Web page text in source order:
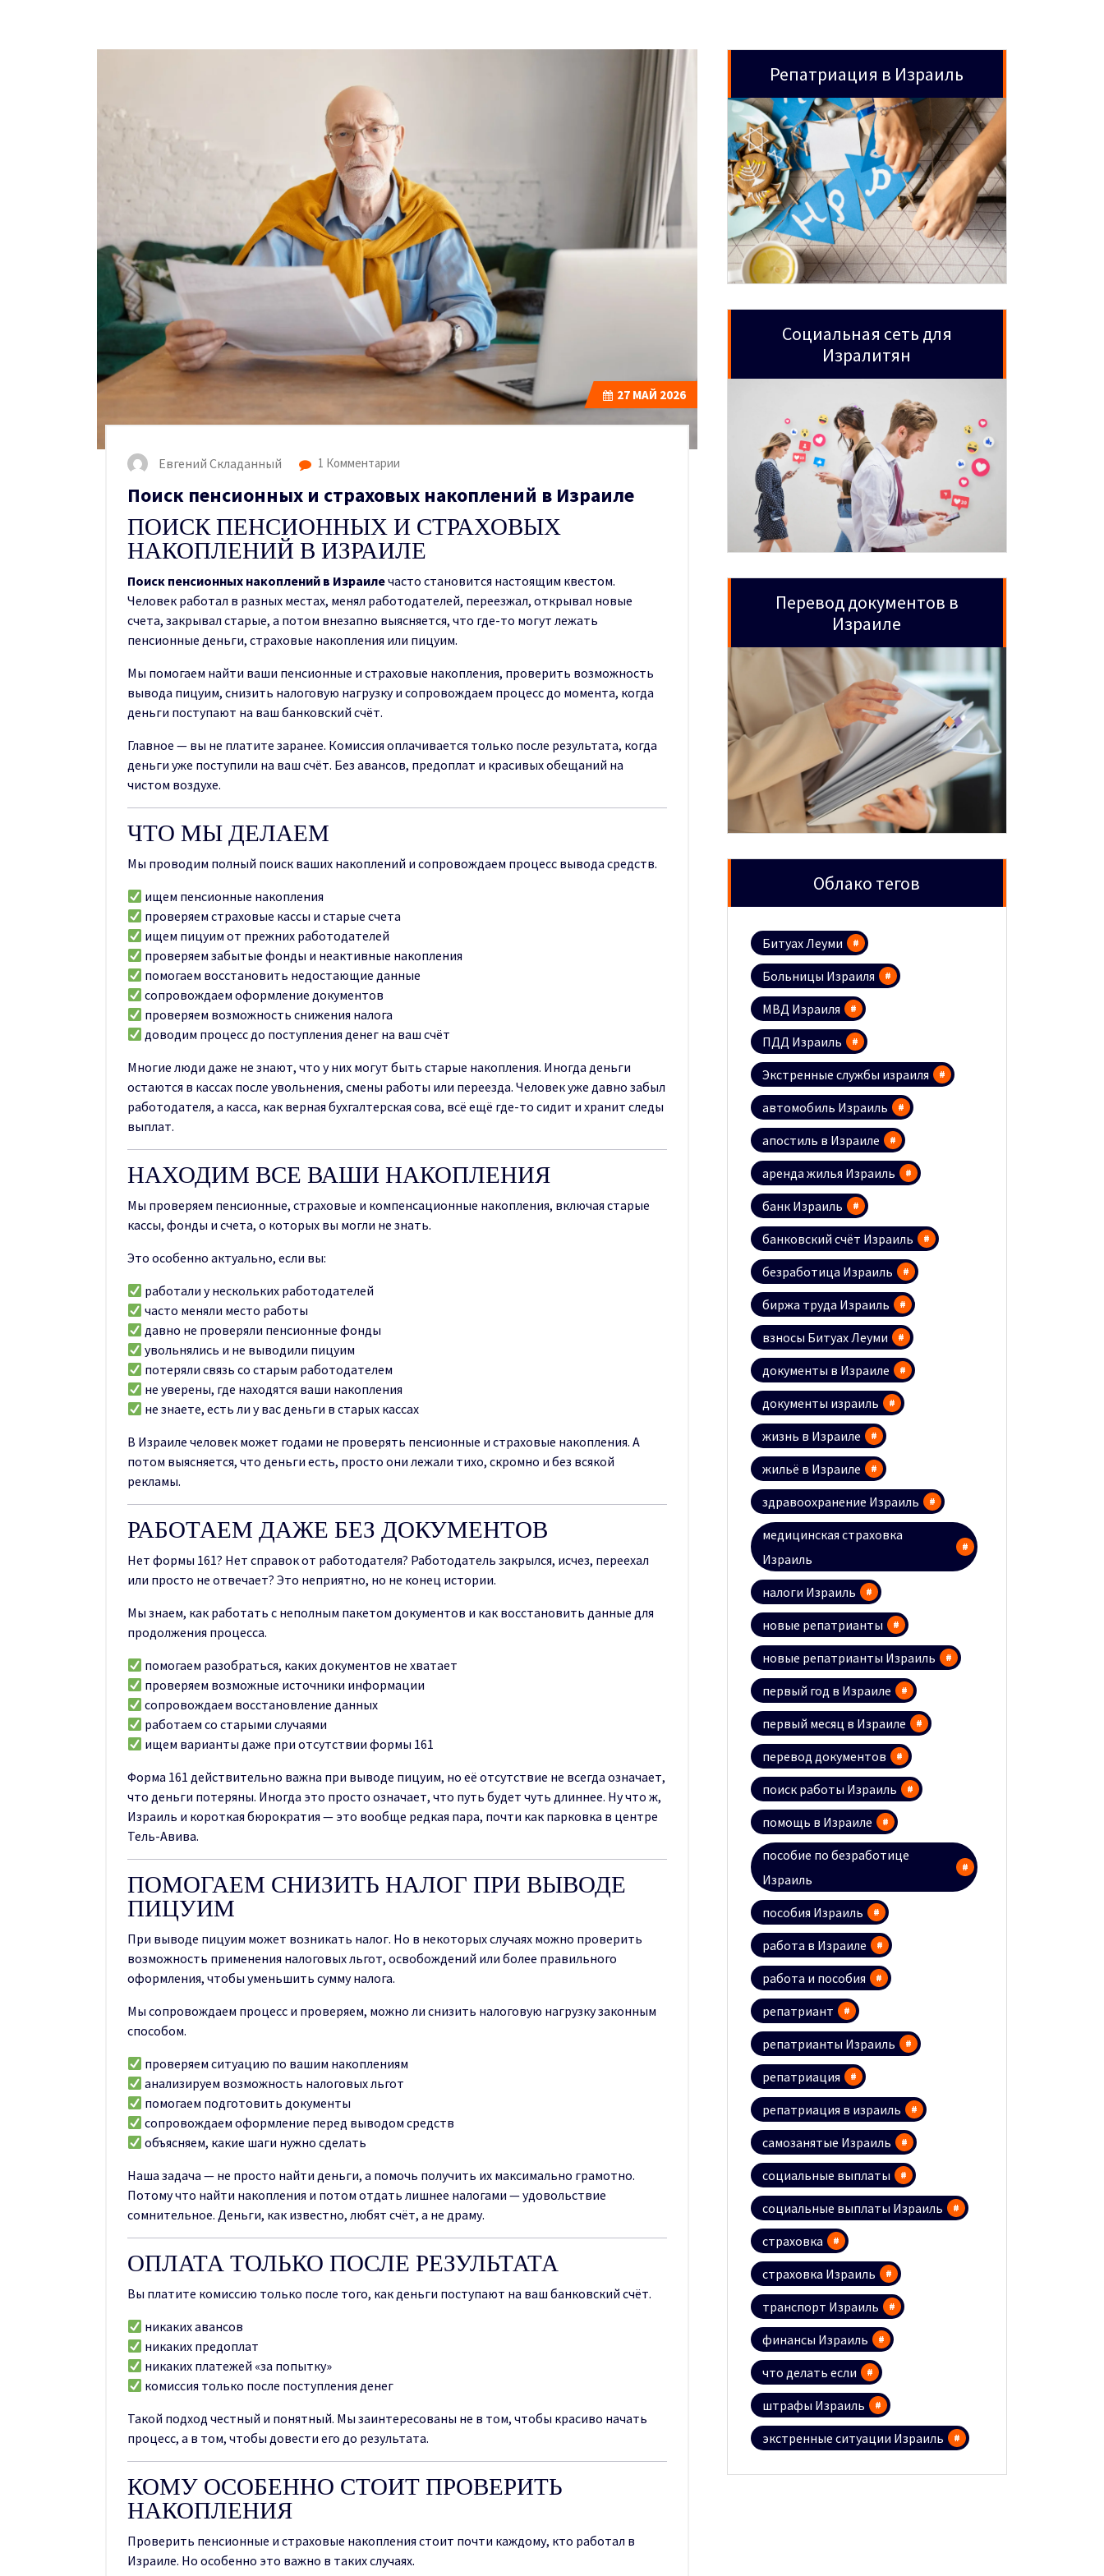
27МАЙ 2026
Евгений Складанный 1 Комментарии
Поиск пенсионных и страховых накоплений в Израиле
ПОИСК ПЕНСИОННЫХ И СТРАХОВЫХ
НАКОПЛЕНИЙ В ИЗРАИЛЕ
Поиск пенсионных накоплений в Израилечасто становится настоящим квестом.
Человек работал в разных местах, менял работодателей, переезжал, открывал новые
счета, закрывал старые, а потом внезапно выясняется, что где-то могут лежать
пенсионные деньги, страховые накопления или пицуим.
Мы помогаем найти ваши пенсионные и страховые накопления, проверить возможность
вывода пицуим, снизить налоговую нагрузку и сопровождаем процесс до момента, когда
деньги поступают на ваш банковский счёт.
Главное — вы не платите заранее. Комиссия оплачивается только после результата, когда
деньги уже поступили на ваш счёт. Без авансов, предоплат и красивых обещаний на
чистом воздухе.
ЧТО МЫ ДЕЛАЕМ
Мы проводим полный поиск ваших накоплений и сопровождаем процесс вывода средств.
ищем пенсионные накопления
проверяем страховые кассы и старые счета
ищем пицуим от прежних работодателей
проверяем забытые фонды и неактивные накопления
помогаем восстановить недостающие данные
сопровождаем оформление документов
проверяем возможность снижения налога
доводим процесс до поступления денег на ваш счёт
Многие люди даже не знают, что у них могут быть старые накопления. Иногда деньги
остаются в кассах после увольнения, смены работы или переезда. Человек уже давно забыл
работодателя, а касса, как верная бухгалтерская сова, всё ещё где-то сидит и хранит следы
выплат.
НАХОДИМ ВСЕ ВАШИ НАКОПЛЕНИЯ
Мы проверяем пенсионные, страховые и компенсационные накопления, включая старые
кассы, фонды и счета, о которых вы могли не знать.
Это особенно актуально, если вы:
работали у нескольких работодателей
часто меняли место работы
давно не проверяли пенсионные фонды
увольнялись и не выводили пицуим
потеряли связь со старым работодателем
не уверены, где находятся ваши накопления
не знаете, есть ли у вас деньги в старых кассах
В Израиле человек может годами не проверять пенсионные и страховые накопления. А
потом выясняется, что деньги есть, просто они лежали тихо, скромно и без всякой
рекламы.
РАБОТАЕМ ДАЖЕ БЕЗ ДОКУМЕНТОВ
Нет формы 161? Нет справок от работодателя? Работодатель закрылся, исчез, переехал
или просто не отвечает? Это неприятно, но не конец истории.
Мы знаем, как работать с неполным пакетом документов и как восстановить данные для
продолжения процесса.
помогаем разобраться, каких документов не хватает
проверяем возможные источники информации
сопровождаем восстановление данных
работаем со старыми случаями
ищем варианты даже при отсутствии формы 161
Форма 161 действительно важна при выводе пицуим, но её отсутствие не всегда означает,
что деньги потеряны. Иногда это просто означает, что путь будет чуть длиннее. Ну что ж,
Израиль и короткая бюрократия — это вообще редкая пара, почти как парковка в центре
Тель-Авива.
ПОМОГАЕМ СНИЗИТЬ НАЛОГ ПРИ ВЫВОДЕ
ПИЦУИМ
При выводе пицуим может возникать налог. Но в некоторых случаях можно проверить
возможность применения налоговых льгот, освобождений или более правильного
оформления, чтобы уменьшить сумму налога.
Мы сопровождаем процесс и проверяем, можно ли снизить налоговую нагрузку законным
способом.
проверяем ситуацию по вашим накоплениям
анализируем возможность налоговых льгот
помогаем подготовить документы
сопровождаем оформление перед выводом средств
объясняем, какие шаги нужно сделать
Наша задача — не просто найти деньги, а помочь получить их максимально грамотно.
Потому что найти накопления и потом отдать лишнее налогами — удовольствие
сомнительное. Деньги, как известно, любят счёт, а не драму.
ОПЛАТА ТОЛЬКО ПОСЛЕ РЕЗУЛЬТАТА
Вы платите комиссию только после того, как деньги поступают на ваш банковский счёт.
никаких авансов
никаких предоплат
никаких платежей «за попытку»
комиссия только после поступления денег
Такой подход честный и понятный. Мы заинтересованы не в том, чтобы красиво начать
процесс, а в том, чтобы довести его до результата.
КОМУ ОСОБЕННО СТОИТ ПРОВЕРИТЬ
НАКОПЛЕНИЯ
Проверить пенсионные и страховые накопления стоит почти каждому, кто работал в
Израиле. Но особенно это важно в таких случаях.
Репатриация в Израиль
Социальная сеть для
Изралитян
Перевод документов в
Израиле
Облако тегов
Битуах Леуми
Больницы Израиля
МВД Израиля
ПДД Израиль
Экстренные службы израиля
автомобиль Израиль
апостиль в Израиле
аренда жилья Израиль
банк Израиль
банковский счёт Израиль
безработица Израиль
биржа труда Израиль
взносы Битуах Леуми
документы в Израиле
документы израиль
жизнь в Израиле
жильё в Израиле
здравоохранение Израиль
медицинская страховка
Израиль
налоги Израиль
новые репатрианты
новые репатрианты Израиль
первый год в Израиле
первый месяц в Израиле
перевод документов
поиск работы Израиль
помощь в Израиле
пособие по безработице
Израиль
пособия Израиль
работа в Израиле
работа и пособия
репатриант
репатрианты Израиль
репатриация
репатриация в израиль
самозанятые Израиль
социальные выплаты
социальные выплаты Израиль
страховка
страховка Израиль
транспорт Израиль
финансы Израиль
что делать если
штрафы Израиль
экстренные ситуации Израиль